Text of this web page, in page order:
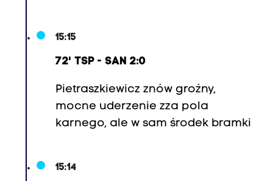
15:15
72' TSP - SAN 2:0
Pietraszkiewicz znów groźny,
mocne uderzenie zza pola
karnego, ale w sam środek bramki
15:14